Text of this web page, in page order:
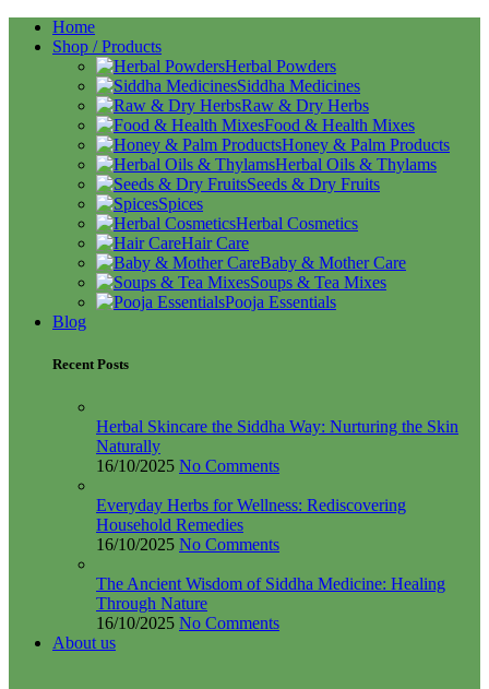
Home
Shop / Products
Herbal Powders
Siddha Medicines
Raw & Dry Herbs
Food & Health Mixes
Honey & Palm Products
Herbal Oils & Thylams
Seeds & Dry Fruits
Spices
Herbal Cosmetics
Hair Care
Baby & Mother Care
Soups & Tea Mixes
Pooja Essentials
Blog
Recent Posts
Herbal Skincare the Siddha Way: Nurturing the Skin
Naturally
16/10/2025 No Comments
Everyday Herbs for Wellness: Rediscovering
Household Remedies
16/10/2025 No Comments
The Ancient Wisdom of Siddha Medicine: Healing
Through Nature
16/10/2025 No Comments
About us